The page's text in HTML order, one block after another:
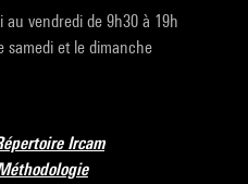
au vendredi de 9h30 à 19h
samedi et le dimanche
Ircam